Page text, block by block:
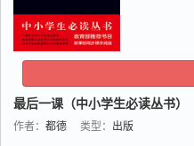
最后一课（中小学生必读丛书）
作者： 都德 类型： 出版